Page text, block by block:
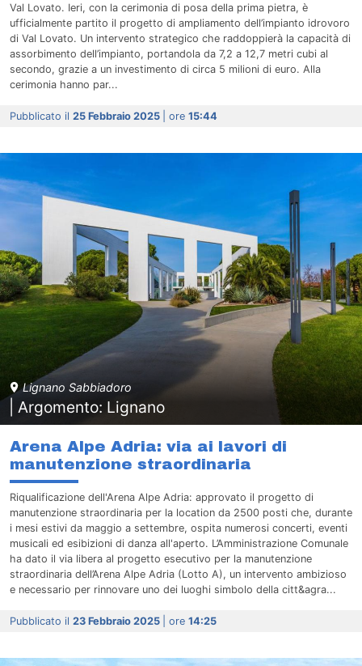
Val Lovato. Ieri, con la cerimonia di posa della prima pietra, è
ufficialmente partito il progetto di ampliamento dell’impianto idrovoro
di Val Lovato. Un intervento strategico che raddoppierà la capacità di
assorbimento dell’impianto, portandola da 7,2 a 12,7 metri cubi al
secondo, grazie a un investimento di circa 5 milioni di euro. Alla
cerimonia hanno par...
Pubblicato il 25 Febbraio 2025 | ore 15:44
Lignano Sabbiadoro
| Argomento: Lignano
Arena Alpe Adria: via ai lavori di
manutenzione straordinaria
Riqualificazione dell'Arena Alpe Adria: approvato il progetto di
manutenzione straordinaria per la location da 2500 posti che, durante
i mesi estivi da maggio a settembre, ospita numerosi concerti, eventi
musicali ed esibizioni di danza all'aperto. L’Amministrazione Comunale
ha dato il via libera al progetto esecutivo per la manutenzione
straordinaria dell’Arena Alpe Adria (Lotto A), un intervento ambizioso
e necessario per rinnovare uno dei luoghi simbolo della citt&agra...
Pubblicato il 23 Febbraio 2025 | ore 14:25